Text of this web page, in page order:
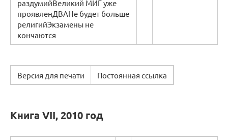
раздумийВеликий МИГ уже
проявленДВАНе будет больше
религийЭкзамены не
кончаются
Версия для печати Постоянная ссылка
Книга VII, 2010 год